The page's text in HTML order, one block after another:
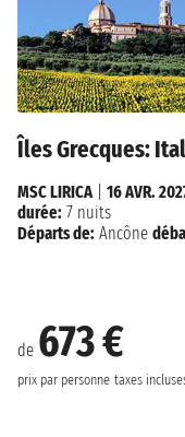
Îles Grecques:
de 673 €
prix par personne taxes
MSC LIRICA| 16 AVR.
durée: 7 nuits
Départs de: Ancône